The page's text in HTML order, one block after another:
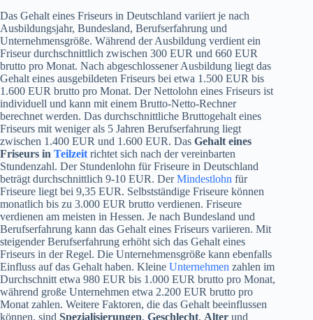
Das Gehalt eines Friseurs in Deutschland variiert je nach
Ausbildungsjahr, Bundesland, Berufserfahrung und
Unternehmensgröße. Während der Ausbildung verdient ein
Friseur durchschnittlich zwischen 300 EUR und 660 EUR
brutto pro Monat. Nach abgeschlossener Ausbildung liegt das
Gehalt eines ausgebildeten Friseurs bei etwa 1.500 EUR bis
1.600 EUR brutto pro Monat. Der Nettolohn eines Friseurs ist
individuell und kann mit einem Brutto-Netto-Rechner
berechnet werden. Das durchschnittliche Bruttogehalt eines
Friseurs mit weniger als 5 Jahren Berufserfahrung liegt
zwischen 1.400 EUR und 1.600 EUR. Das Gehalt eines
Friseurs in Teilzeit richtet sich nach der vereinbarten
Stundenzahl. Der Stundenlohn für Friseure in Deutschland
beträgt durchschnittlich 9-10 EUR. DerMindestlohn für
Friseure liegt bei 9,35 EUR. Selbstständige Friseure können
monatlich bis zu 3.000 EUR brutto verdienen. Friseure
verdienen am meisten in Hessen. Je nach Bundesland und
Berufserfahrung kann das Gehalt eines Friseurs variieren. Mit
steigender Berufserfahrung erhöht sich das Gehalt eines
Friseurs in der Regel. Die Unternehmensgröße kann ebenfalls
Einfluss auf das Gehalt haben. Kleine Unternehmen zahlen im
Durchschnitt etwa 980 EUR bis 1.000 EUR brutto pro Monat,
während große Unternehmen etwa 2.200 EUR brutto pro
Monat zahlen. Weitere Faktoren, die das Gehalt beeinflussen
können, sind Spezialisierungen, Geschlecht, Alter und